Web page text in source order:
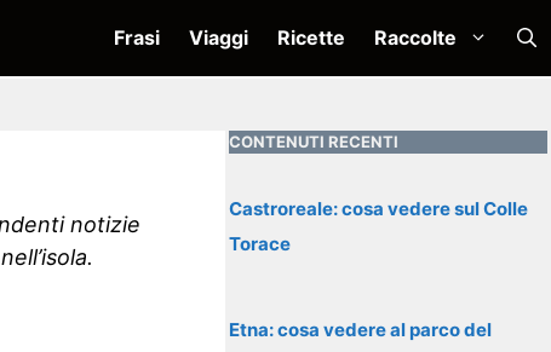
Frasi Viaggi Ricette Raccolte
notizie
CONTENUTI RECENTI
Castroreale: cosa vedere sul Colle
Torace
Etna: cosa vedere al parco del